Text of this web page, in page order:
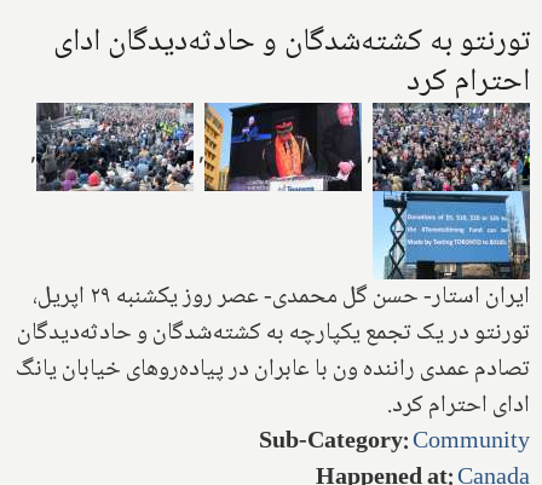
تورنتو به کشته‌شدگان و حادثه‌دیدگان ادای
احترام کرد
,
,
,
ایران استار- حسن گل محمدی- عصر روز یکشنبه ۲۹ اپریل،
تورنتو در یک تجمع یکپارچه به کشته‌شدگان و حادثه‌دیدگان
تصادم عمدی راننده ون با عابران در پیاده‌روهای خیابان یانگ
ادای احترام کرد.
Sub-Category:Community